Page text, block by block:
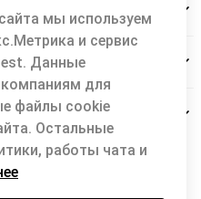
мы используем
и сервис
Данные
для
файлы cookie
Остальные
работы чата и